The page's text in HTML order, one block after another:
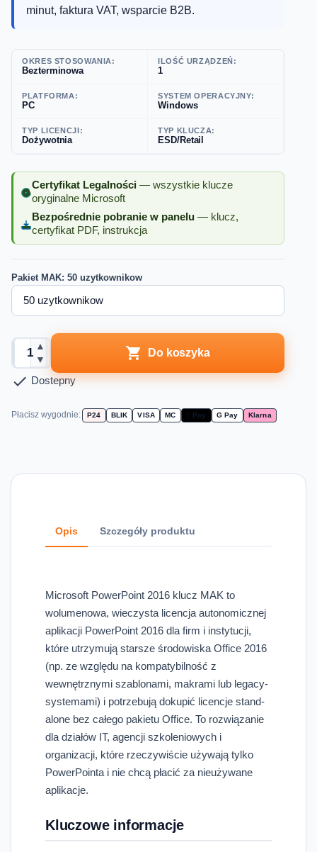
Certyfikat Legalności — wszystkie klucze
oryginalne Microsoft
Bezpośrednie pobranie w panelu — klucz,
certyfikat PDF, instrukcja
OKRES STOSOWANIA:
Bezterminowa
ILOŚĆ URZĄDZEŃ:
1
PLATFORMA:
PC
SYSTEM OPERACYJNY:
Windows
TYP LICENCJI:
Dożywotnia
TYP KLUCZA:
ESD/Retail
Pakiet MAK: 50 uzytkownikow
▲
▼
 Do koszyka
 Dostepny
Płacisz wygodnie: P24 BLIK VISA MC  Pay G Pay Klarna
minut, faktura VAT, wsparcie B2B.
Opis Szczegóły produktu
Microsoft PowerPoint 2016 klucz MAK to
wolumenowa, wieczysta licencja autonomicznej
aplikacji PowerPoint 2016 dla firm i instytucji,
które utrzymują starsze środowiska Office 2016
(np. ze względu na kompatybilność z
wewnętrznymi szablonami, makrami lub legacy-
systemami) i potrzebują dokupić licencje stand-
alone bez całego pakietu Office. To rozwiązanie
dla działów IT, agencji szkoleniowych i
organizacji, które rzeczywiście używają tylko
PowerPointa i nie chcą płacić za nieużywane
aplikacje.
Kluczowe informacje